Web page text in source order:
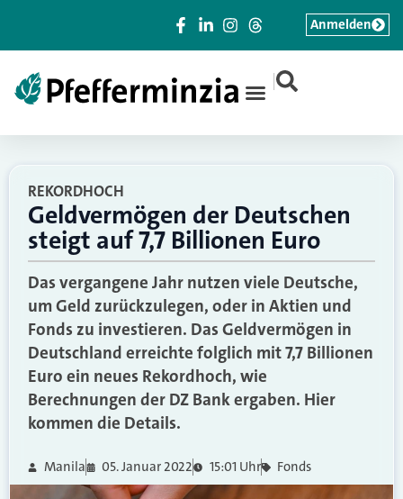
|
Anmelden
REKORDHOCH
Geldvermögen der Deutschen
steigt auf 7,7 Billionen Euro
Das vergangene Jahr nutzen viele Deutsche,
um Geld zurückzulegen, oder in Aktien und
Fonds zu investieren. Das Geldvermögen in
Deutschland erreichte folglich mit 7,7 Billionen
Euro ein neues Rekordhoch, wie
Berechnungen der DZ Bank ergaben. Hier
kommen die Details.
Manila 05. Januar 2022 15:01 Uhr Fonds